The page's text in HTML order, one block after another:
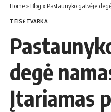
Home» Blog » Pastaunyko gatvėje
TEISĖTVARKA
degė
Įtariamas